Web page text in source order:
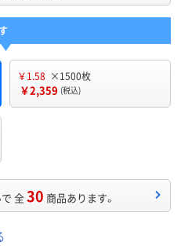
￥1.58 ×1500枚
￥2,359 (税込)
で 全30 商品あります。